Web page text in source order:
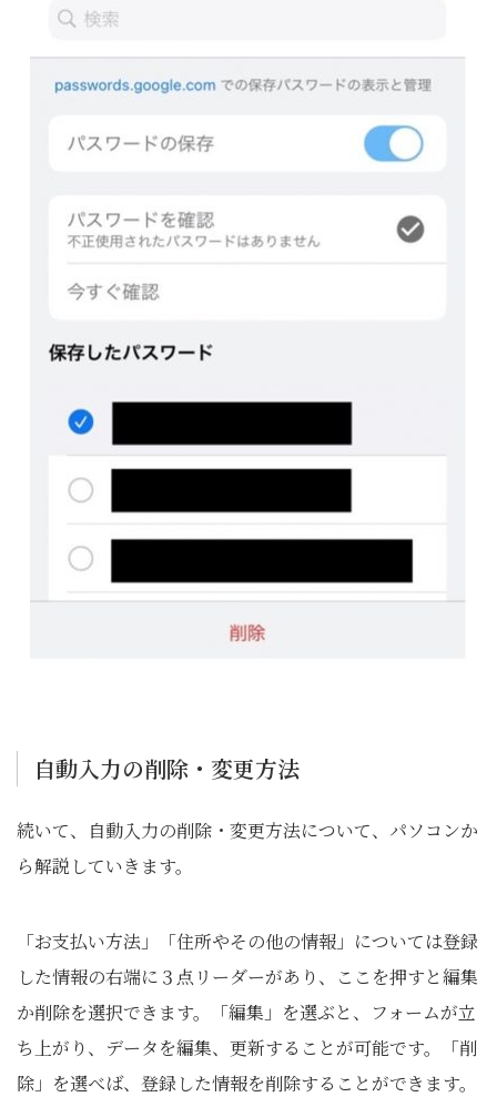
自動入力の削除・変更方法
続いて、自動入力の削除・変更方法について、パソコンか
ら解説していきます。
「お支払い方法」「住所やその他の情報」については登録
した情報の右端に３点リーダーがあり、ここを押すと編集
か削除を選択できます。「編集」を選ぶと、フォームが立
ち上がり、データを編集、更新することが可能です。「削
除」を選べば、登録した情報を削除することができます。